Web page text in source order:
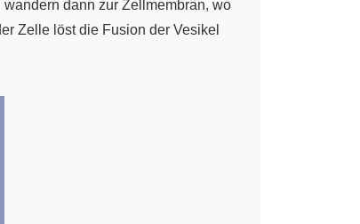
dann zur Zellmembran, wo
Zelle löst die Fusion der Vesikel